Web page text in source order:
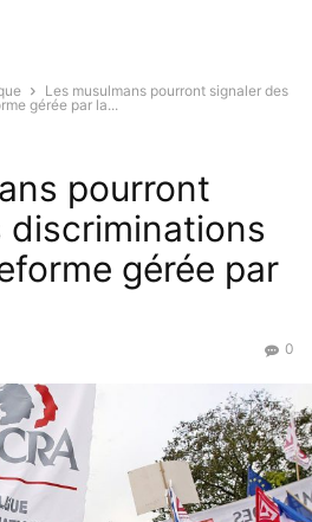
Les musulmans pourront signaler des
gérée par la...
pourront
discriminations
gérée par
0